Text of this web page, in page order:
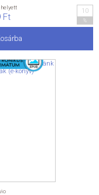
helyett
Ft
10